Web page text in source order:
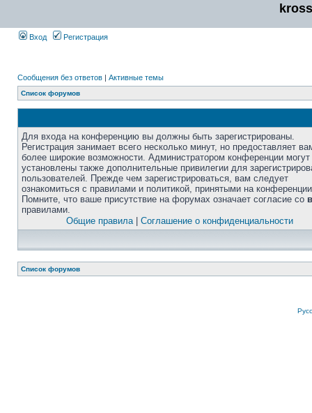
Вход Регистрация
Сообщения без ответов | Активные темы
Список форумов
Для входа на конференцию вы должны быть зарегистрированы.
Регистрация занимает всего несколько минут, но предоставляет
более широкие возможности. Администратором конференции
установлены также дополнительные привилегии для
пользователей. Прежде чем зарегистрироваться, вам следует
ознакомиться с правилами и политикой, принятыми на
Помните, что ваше присутствие на форумах означает согласие со
правилами.
Общие правила| Соглашение о конфиденциальности
Список форумов